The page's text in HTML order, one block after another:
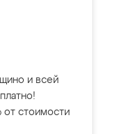
и всей
стоимости